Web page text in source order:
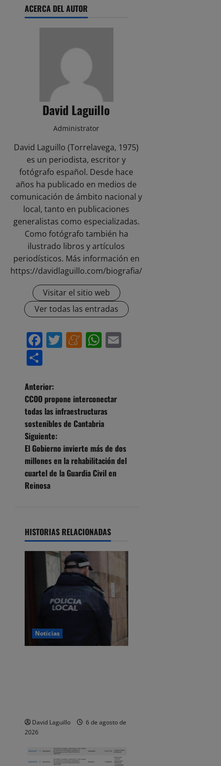
ACERCA DEL AUTOR
David Laguillo
Administrator
David Laguillo (Torrelavega, 1975)
es un periodista, escritor y
fotógrafo español. Desde hace
años ha publicado en medios de
comunicación de ámbito nacional y
local, tanto en publicaciones
generalistas como especializadas.
Como fotógrafo también ha
ilustrado libros y artículos
periodísticos. Más información en
https://davidlaguillo.com/biografia/
Visitar el sitio web
Ver todas las entradas
Facebook
Twitter
Meneame
WhatsApp
N
a
v
e
g
a
i
ó
a
Anterior:
CCOO propone interconectar
todas las infraestructuras
sostenibles de Cantabria
Siguiente:
El Gobierno invierte más de dos
millones en la rehabilitación del
cuartel de la Guardia Civil en
Reinosa
HISTORIAS RELACIONADAS
Noticias
David Laguillo
6 de agosto de
2026